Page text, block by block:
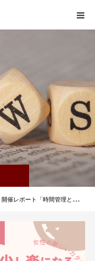
ト「時間管理とスケジュール術」